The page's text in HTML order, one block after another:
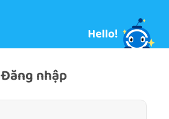
Đăng nhập